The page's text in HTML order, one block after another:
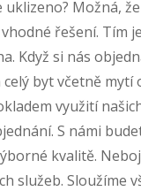
uklizeno? Možná,
řešení. Tím
Když si nás
byt včetně mytí
využití
S námi
kvalitě.
služeb. Sloužíme